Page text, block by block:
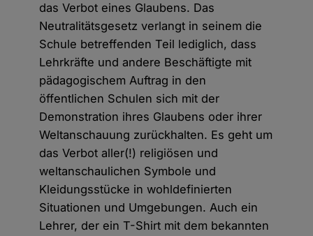
das Verbot eines Glaubens. Das
Neutralitätsgesetz verlangt in seinem die
Schule betreffenden Teil lediglich, dass
Lehrkräfte und andere Beschäftigte mit
pädagogischem Auftrag in den
öffentlichen Schulen sich mit der
Demonstration ihres Glaubens oder ihrer
Weltanschauung zurückhalten. Es geht um
das Verbot aller(!) religiösen und
weltanschaulichen Symbole und
Kleidungsstücke in wohldefinierten
Situationen und Umgebungen. Auch ein
Lehrer, der ein T-Shirt mit dem bekannten